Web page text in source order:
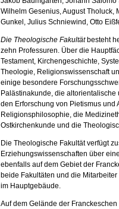
Wilhelm Gesenius, August Tholuck,
Gunkel, Julius Schniewind, Otto
Die Theologische Fakultätbesteht
zehn Professuren. Über die
Testament, Kirchengeschichte,
Theologie, Religionswissenschaft
einige besondere
Palästinakunde, die
den Erforschung von Pietismus und
Religionsphilosophie, die
Ostkirchenkunde und die
Die Theologische Fakultät verfügt
Erziehungswissenschaften über
ebenfalls auf dem Gebiet der
beide Fakultäten und die
im Hauptgebäude.
Auf dem Gelände der